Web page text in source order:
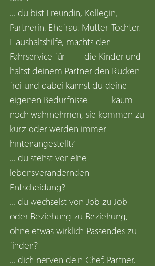
... du bist Freundin, Kollegin,
Partnerin, Ehefrau, Mutter, Tochter,
Haushaltshilfe, machts den
Fahrservice für die Kinder und
hältst deinem Partner den Rücken
frei und dabei kannst du deine
eigenen Bedürfnisse kaum
noch wahrnehmen, sie kommen zu
kurz oder werden immer
hintenangestellt?
... du stehst vor eine
lebensverändernden
Entscheidung?
... du wechselst von Job zu Job
oder Beziehung zu Beziehung,
ohne etwas wirklich Passendes zu
finden?
... dich nerven dein Chef, Partner,